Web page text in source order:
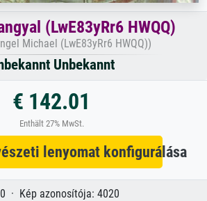
(LwE83yRr6 HWQQ)
Michael (LwE83yRr6 HWQQ))
Unbekannt
€ 142.01
Enthält 27% MwSt.
lenyomat konfigurálása
· Kép azonosítója: 4020